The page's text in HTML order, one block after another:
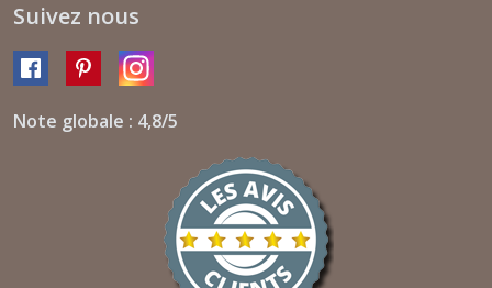
Suivez nous
Note globale : 4,8/5